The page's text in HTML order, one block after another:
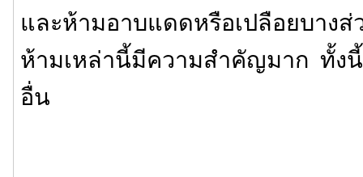
และห้ามอาบแดดหรือเปลือยบาง
ห้ามเหล่านี้มีความสำคัญมาก ทั้ง
อื่น